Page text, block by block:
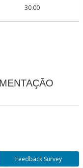
30.00
Feedback Survey